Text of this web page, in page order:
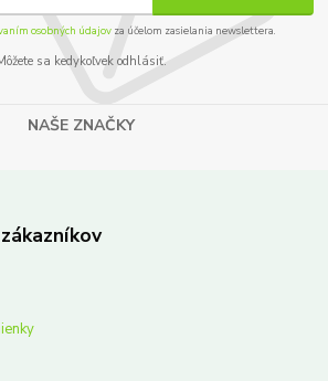
osobných údajov za účelom zasielania newslettera.
sa kedykoľvek odhlásiť.
NAŠE ZNAČKY